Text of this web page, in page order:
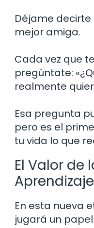
Déjame decirte
mejor amiga.
Cada vez que
pregúntate:
realmente
Esa pregunta
pero es el
tu vida lo que
El Valor de
En esta nueva
jugará un